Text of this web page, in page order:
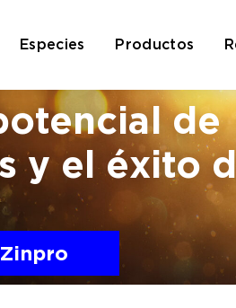
Especies Productos
de
y el éxito